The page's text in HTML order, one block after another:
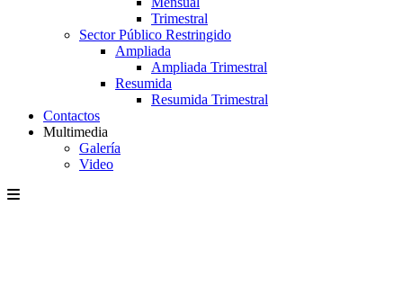
Trimestral
Sector Público Restringido
Ampliada
Ampliada Trimestral
Resumida
Resumida Trimestral
Contactos
Multimedia
Galería
Video